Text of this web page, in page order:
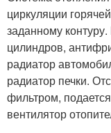
циркуляции
заданному
цилиндров,
радиатор
радиатор печки.
фильтром,
вентилятор